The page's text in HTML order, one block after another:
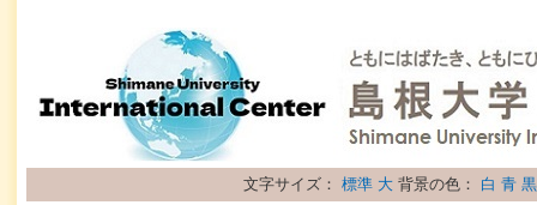
文字サイズ： 標準 大 背景の色： 白 青 黒